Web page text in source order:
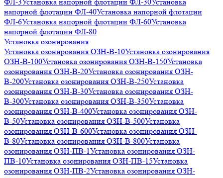
напорной флотации ФЛ-40Установка напорной флотации
ФЛ-6Установка напорной флотации ФЛ-60Установка
напорной флотации ФЛ-80
Установка озонирования
Установка озонирования ОЗН-В-10Установка озонирования
ОЗН-В-100Установка озонирования ОЗН-В-150Установка
озонирования ОЗН-В-20Установка озонирования ОЗН-
В-200Установка озонирования ОЗН-В-250Установка
озонирования ОЗН-В-30Установка озонирования ОЗН-
В-300Установка озонирования ОЗН-В-350Установка
озонирования ОЗН-В-400Установка озонирования ОЗН-
В-50Установка озонирования ОЗН-В-500Установка
озонирования ОЗН-В-600Установка озонирования ОЗН-
В-80Установка озонирования ОЗН-В-800Установка
озонирования ОЗН-ПВ-1Установка озонирования ОЗН-
ПВ-10Установка озонирования ОЗН-ПВ-15Установка
озонирования ОЗН-ПВ-2Установка озонирования ОЗН-